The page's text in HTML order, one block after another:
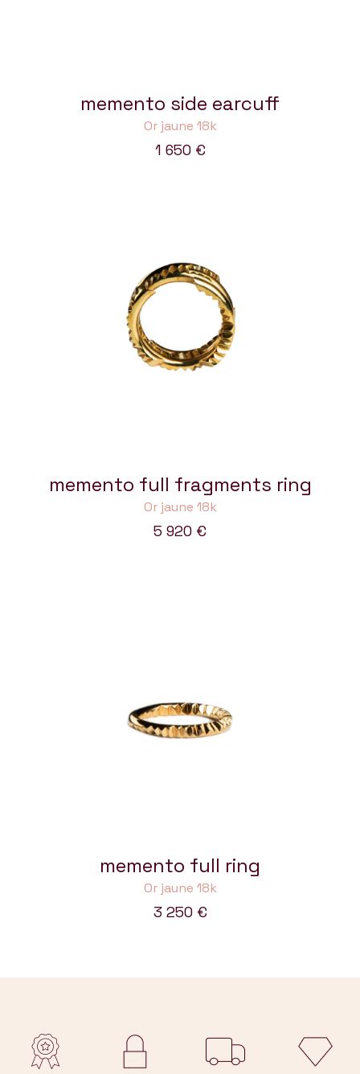
memento side earcuff
Or jaune 18k
1 650 €
memento full fragments ring
Or jaune 18k
5 920 €
memento full ring
Or jaune 18k
3 250 €